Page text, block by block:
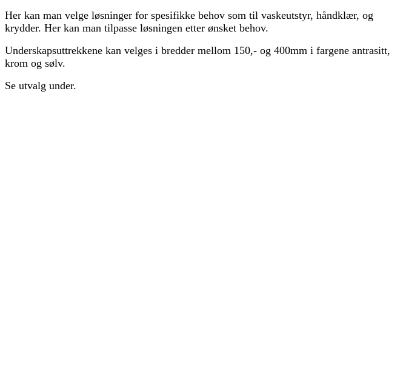
Her kan man velge løsninger for spesifikke behov som til vaskeutstyr, håndklær, og
krydder. Her kan man tilpasse løsningen etter ønsket behov.
Underskapsuttrekkene kan velges i bredder mellom 150,- og 400mm i fargene antrasitt,
krom og sølv.
Se utvalg under.